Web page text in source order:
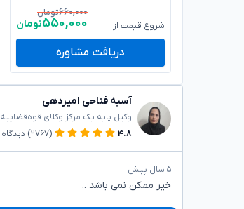
شروع قیمت از
۶۶۰,۰۰۰تومان
۵۵۰,۰۰۰تومان
دریافت مشاوره
آسیه فتاحی امیردهی
وکیل پایه یک مرکز وکلای قوه‌قضاییه
۴.۸
(۲۷۶۷) دیدگاه
۵ سال پیش
خیر ممکن نمی باشد ‌..